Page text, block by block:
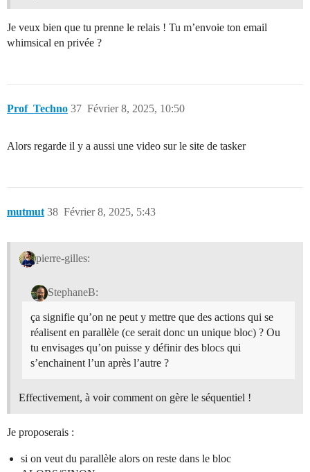
Je veux bien que tu prenne le relais ! Tu m’envoie ton email
whimsical en privée ?
Prof_Techno Février 8, 2025, 10:50
37
Alors regarde il y a aussi une video sur le site de tasker
mutmut Février 8, 2025, 5:43
38
pierre-gilles:
StephaneB:
ça signifie qu’on ne peut y mettre que des actions qui se
réalisent en parallèle (ce serait donc un unique bloc) ? Ou
tu envisages qu’on puisse y définir des blocs qui
s’enchainent l’un après l’autre ?
Effectivement, à voir comment on gère le séquentiel !
Je proposerais :
si on veut du parallèle alors on reste dans le bloc